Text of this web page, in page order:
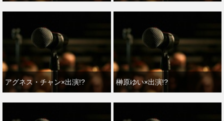
アグネス・チャン×出演!? 榊原ゆい×出演!?